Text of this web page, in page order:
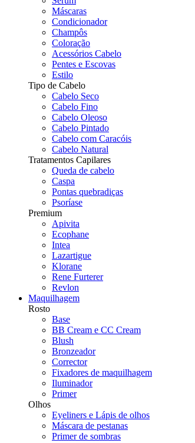
Máscaras
Condicionador
Champôs
Coloração
Acessórios Cabelo
Pentes e Escovas
Estilo
Tipo de Cabelo
Cabelo Seco
Cabelo Fino
Cabelo Oleoso
Cabelo Pintado
Cabelo com Caracóis
Cabelo Natural
Tratamentos Capilares
Queda de cabelo
Caspa
Pontas quebradiças
Psoríase
Premium
Apivita
Ecophane
Intea
Lazartigue
Klorane
Rene Furterer
Revlon
Maquilhagem
Rosto
Base
BB Cream e CC Cream
Blush
Bronzeador
Corrector
Fixadores de maquilhagem
Iluminador
Primer
Olhos
Eyeliners e Lápis de olhos
Máscara de pestanas
Primer de sombras